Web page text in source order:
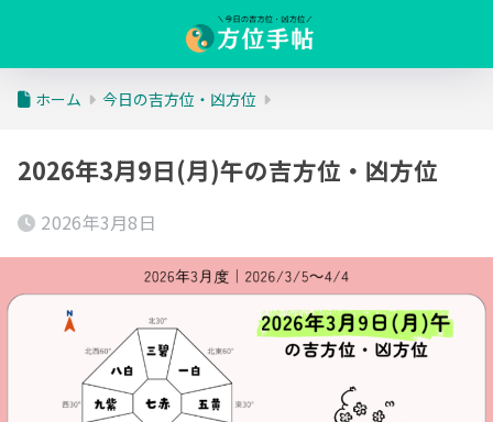
ホーム 今日の吉方位・凶方位
2026年3月9日(月)午の吉方位・凶方位
2026年3月8日